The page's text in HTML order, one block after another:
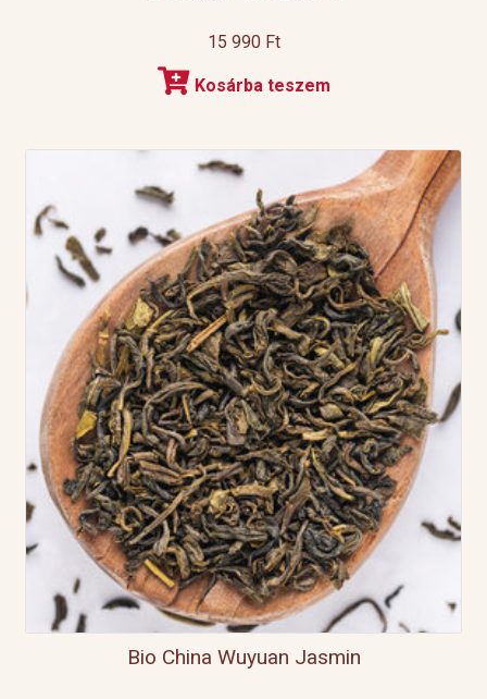
15 990 Ft
Kosárba teszem
Bio China Wuyuan Jasmin